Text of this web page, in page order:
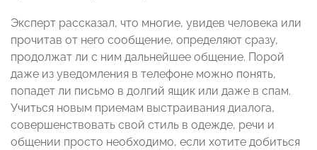
Эксперт рассказал, что многие, увидев человека или
прочитав от него сообщение, определяют сразу,
продолжат ли с ним дальнейшее общение. Порой
даже из уведомления в телефоне можно понять,
попадет ли письмо в долгий ящик или даже в спам.
Учиться новым приемам выстраивания диалога,
совершенствовать свой стиль в одежде, речи и
общении просто необходимо, если хотите добиться